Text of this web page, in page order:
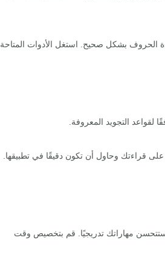
الحروف بشكل صحيح. استغل الأدوات المتاحة
التجويد المعروفة.
على قراءتك وحاول أن تكون دقيقًا في تطبيقها.
مهاراتك تدريجيًا. قم بتخصيص وقت